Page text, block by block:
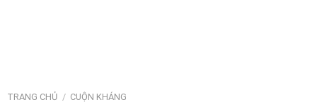
TRANG CHỦ / CUỘN KHÁNG